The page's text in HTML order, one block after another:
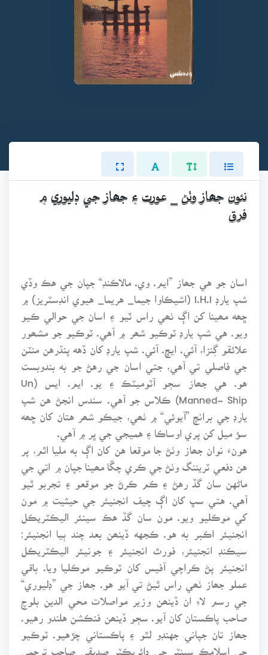
نئون جھاز وٺڻ _ عورت ۽ جھاز جي ڊليوري ۾
فرق
اسان جو هي جھاز ”ايم. وي. مالاڪنڊ“ جپان جي هڪ وڏي
شپ يارڊ I.H.I (اشيڪاوا جيما_ هريما_ هيوي انڊسٽريز) ۾
ڇھه مھينا کن اڳ ٺھي راس ٿيو ۽ اسان جي حوالي ڪيو
ويو. هي شپ يارڊ ٽوڪيو شھر ۾ آهي. ٽوڪيو جو مشھور
علائقو گِنزا، آئي. ايڇ. آئي. شپ يارڊ کان ڏهه پنڌرهن منٽن
جي فاصلي تي آهي، جتي اسان جي رهڻ جو به بندوبست
Manned- Ship) ڪلاس جو آهي. سندس انجڻ هن شپ
يارڊ جي برانچ ”آيوئي“ ۾ ٺھي، جيڪو شھر هتان کان ڇھه
سؤ ميل کن پري اوساڪا ۽ هميجي جي ڀر ۾ آهي.
هونءَ نوان جھاز وٺڻ جا موقعا هن کان اڳ به مليا اٿم، پر
هن دفعي ٽريننگ وٺڻ جي ڪري چڱا مھينا جپان ۾ اتي جي
ماڻهن سان گڏ رهڻ ۽ ڪم ڪرڻ جو موقعو ۽ تجربو ٿيو
آهي. هتي سڀ کان اڳ چيف انجنيئر جي حيثيت ۾ مون
کي موڪليو ويو. مون سان گڏ هڪ سينئر اليڪٽريڪل
انجنيئر اڪبر به هو. ڪجهه ڏينھن بعد چند ٻيا انجنيئر:
سيڪنڊ انجنيئر، فورٿ انجنيئر ۽ جونيئر اليڪٽريڪل
انجنيئر پڻ ڪراچي آفيس کان ٽوڪيو موڪليا ويا. باقي
عملو جھاز ٺھي راس ٿيڻ تي آيو هو. جھاز جي ”ڊليوري“
جي رسم لاءِ ان ڏينھن وزير مواصلات محي الدين بلوچ
صاحب پاڪستان کان آيو. سڄو ڏينھن فنڪشن هلندو رهيو.
جھاز تان جپاني جهنڊو لٿو ۽ پاڪستاني چڙهيو. ٽوڪيو
جي اسلامڪ سينٽر جي ڊائريڪٽر صديقي صاحب ترجمي